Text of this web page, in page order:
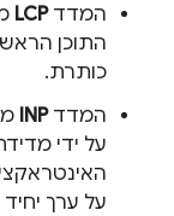
המדדLCP
התוכן
כותרת.
המדדINP
על ידי
על ערך